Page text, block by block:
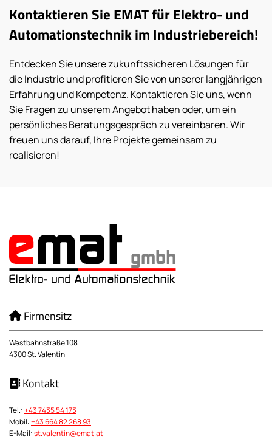
Kontaktieren Sie EMAT für Elektro- und
Automationstechnik im Industriebereich!
Entdecken Sie unsere zukunftssicheren Lösungen für
die Industrie und profitieren Sie von unserer langjährigen
Erfahrung und Kompetenz. Kontaktieren Sie uns, wenn
Sie Fragen zu unserem Angebot haben oder, um ein
persönliches Beratungsgespräch zu vereinbaren. Wir
freuen uns darauf, Ihre Projekte gemeinsam zu
realisieren!
Firmensitz
Westbahnstraße 108
4300 St. Valentin
 Kontakt
Tel.:+43 7435 54 173
Mobil:+43 664 82 268 93
E-Mail:st.valentin@emat.at